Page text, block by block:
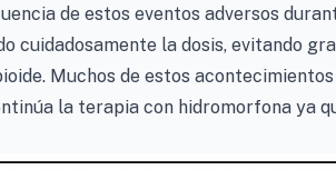
de estos eventos adversos
cuidadosamente la dosis, evitando
Muchos de estos
la terapia con hidromorfona ya